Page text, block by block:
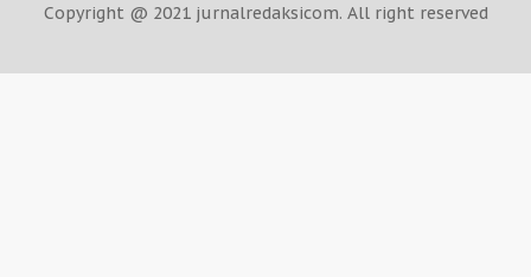
Copyright @ 2021 jurnalredaksicom. All right reserved